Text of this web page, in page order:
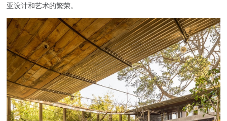
亚设计和艺术的繁荣。